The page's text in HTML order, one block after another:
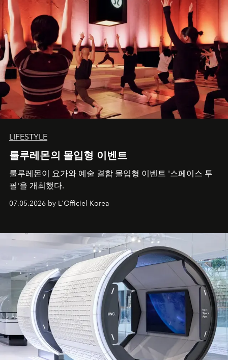
LIFESTYLE
룰루레몬의 몰입형 이벤트
룰루레몬이 요가와 예술 결합 몰입형 이벤트 '스페이스 투
필'을 개최했다.
07.05.2026 by L'Officiel Korea